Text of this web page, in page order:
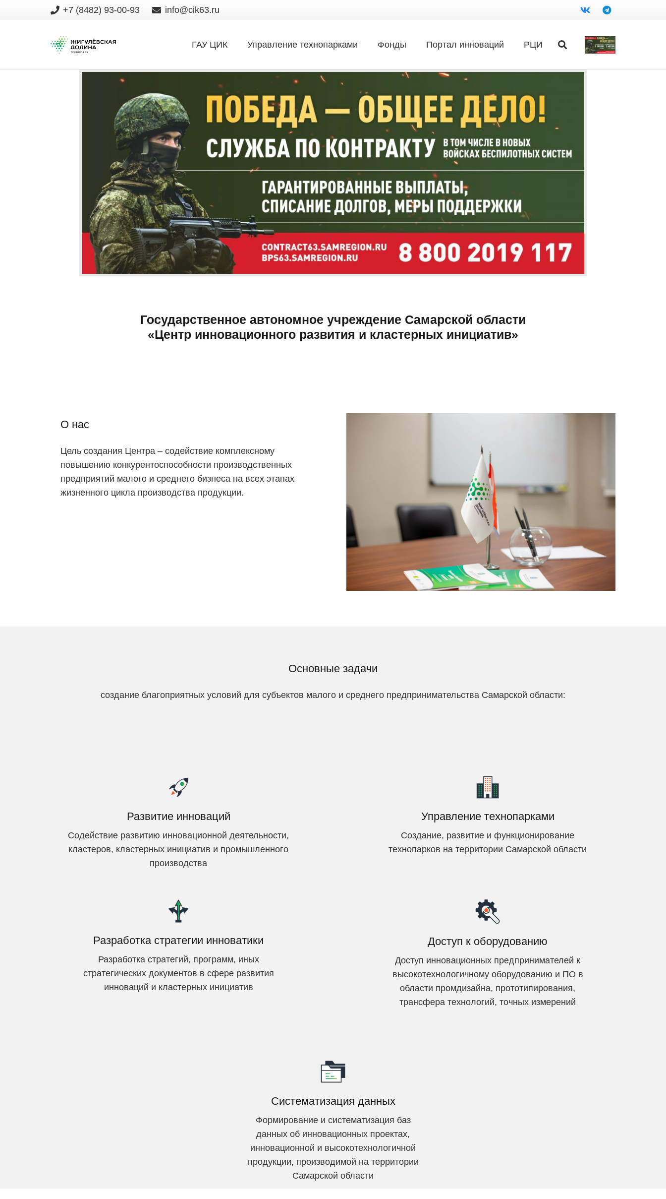
+7 (8482) 93-00-93 info@cik63.ru
ГАУ ЦИК Управление технопарками Фонды Портал инноваций РЦИ
Государственное автономное учреждение Самарской области
«Центр инновационного развития и кластерных инициатив»
О нас
Цель создания Центра – содействие комплексному
повышению конкурентоспособности производственных
предприятий малого и среднего бизнеса на всех этапах
жизненного цикла производства продукции.
Основные задачи
cоздание благоприятных условий для субъектов малого и среднего предпринимательства Самарской области:
Развитие инноваций
Содействие развитию инновационной деятельности,
кластеров, кластерных инициатив и промышленного
производства
Разработка стратегии инноватики
Разработка стратегий, программ, иных
стратегических документов в сфере развития
инноваций и кластерных инициатив
Управление технопарками
Создание, развитие и функционирование
технопарков на территории Самарской области
Доступ к оборудованию
Доступ инновационных предпринимателей к
высокотехнологичному оборудованию и ПО в
области промдизайна, прототипирования,
трансфера технологий, точных измерений
Систематизация данных
Формирование и систематизация баз
данных об инновационных проектах,
инновационной и высокотехнологичной
продукции, производимой на территории
Самарской области